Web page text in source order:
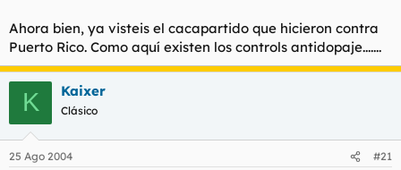
Ahora bien, ya visteis el cacapartido que hicieron contra
Puerto Rico. Como aquí existen los controls antidopaje.......
K Kaixer
Clásico
25 Ago 2004 #21